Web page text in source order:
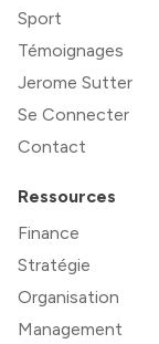
Sport
Témoignages
Jerome Sutter
Se Connecter
Contact
Ressources
Finance
Stratégie
Organisation
Management